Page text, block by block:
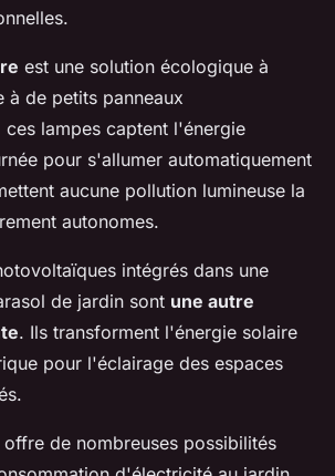
est une solution écologique à
à de petits panneaux
lampes captent l'énergie
pour s'allumer automatiquement
aucune pollution lumineuse la
autonomes.
intégrés dans une
de jardin sont une autre
. Ils transforment l'énergie solaire
pour l'éclairage des espaces
de nombreuses possibilités